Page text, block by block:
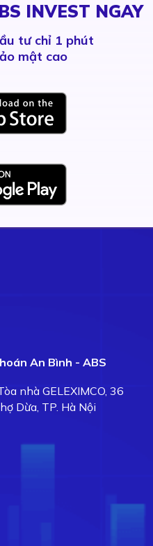
INVEST NGAY
tư chỉ 1 phút
mật cao
An Bình - ABS
nhà GELEXIMCO, 36
Dừa, TP. Hà Nội